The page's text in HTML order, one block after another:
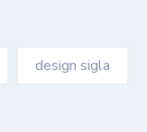
design sigla